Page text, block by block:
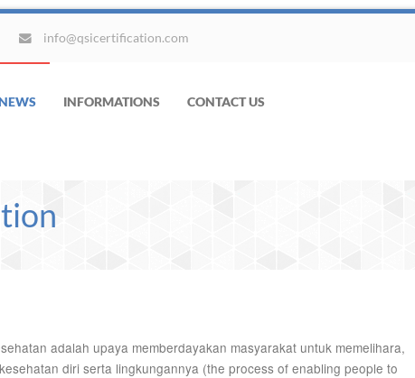
info@qsicertification.com
INFORMATIONS CONTACT US
adalah upaya memberdayakan masyarakat untuk memelihara,
diri serta lingkungannya (the process of enabling people to